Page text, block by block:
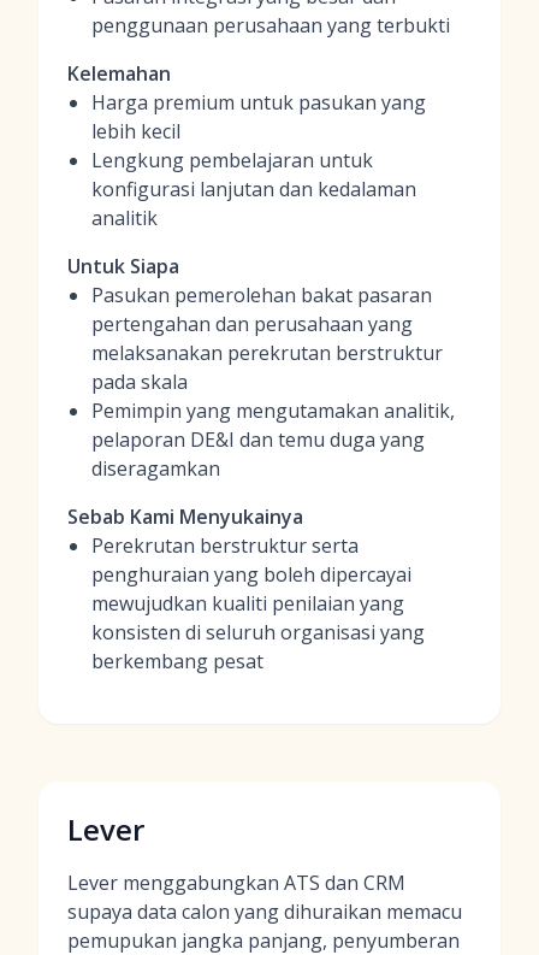
penggunaan perusahaan yang terbukti
Kelemahan
Harga premium untuk pasukan yang
lebih kecil
Lengkung pembelajaran untuk
konfigurasi lanjutan dan kedalaman
analitik
Untuk Siapa
Pasukan pemerolehan bakat pasaran
pertengahan dan perusahaan yang
melaksanakan perekrutan berstruktur
pada skala
Pemimpin yang mengutamakan analitik,
pelaporan DE&I dan temu duga yang
diseragamkan
Sebab Kami Menyukainya
Perekrutan berstruktur serta
penghuraian yang boleh dipercayai
mewujudkan kualiti penilaian yang
konsisten di seluruh organisasi yang
berkembang pesat
Lever
Lever menggabungkan ATS dan CRM
supaya data calon yang dihuraikan memacu
pemupukan jangka panjang, penyumberan